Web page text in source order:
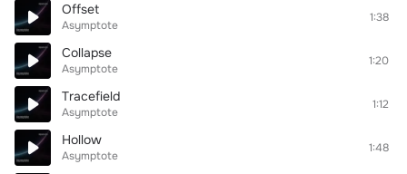
Offset
Asymptote
1:38
Collapse
Asymptote
1:20
Tracefield
Asymptote
1:12
Hollow
Asymptote
1:48